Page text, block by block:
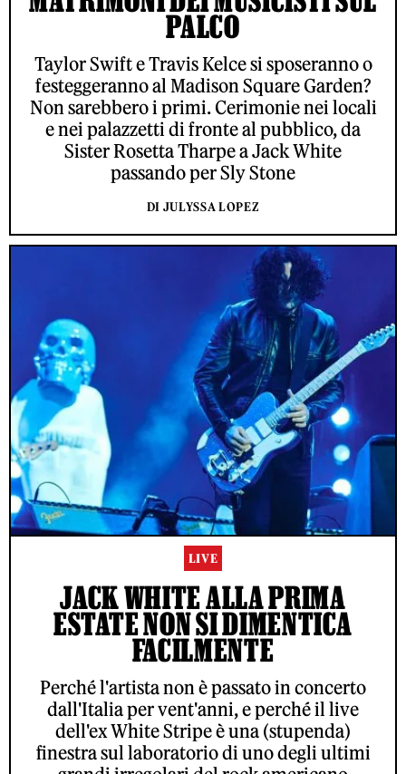
PALCO
Taylor Swift e Travis Kelce si sposeranno o
festeggeranno al Madison Square Garden?
Non sarebbero i primi. Cerimonie nei locali
e nei palazzetti di fronte al pubblico, da
Sister Rosetta Tharpe a Jack White
passando per Sly Stone
DI JULYSSA LOPEZ
LIVE
JACK WHITE ALLA PRIMA
ESTATE NON SI DIMENTICA
FACILMENTE
Perché l'artista non è passato in concerto
dall'Italia per vent'anni, e perché il live
dell'ex White Stripe è una (stupenda)
finestra sul laboratorio di uno degli ultimi